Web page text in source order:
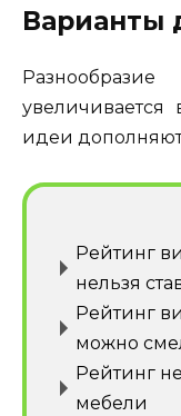
Варианты
увеличивается
идеи
Рейтинг
нельзя
Рейтинг
можно
Рейтинг
мебели